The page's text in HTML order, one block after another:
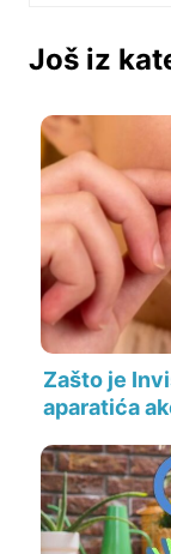
Još iz
Zašto je
aparatića